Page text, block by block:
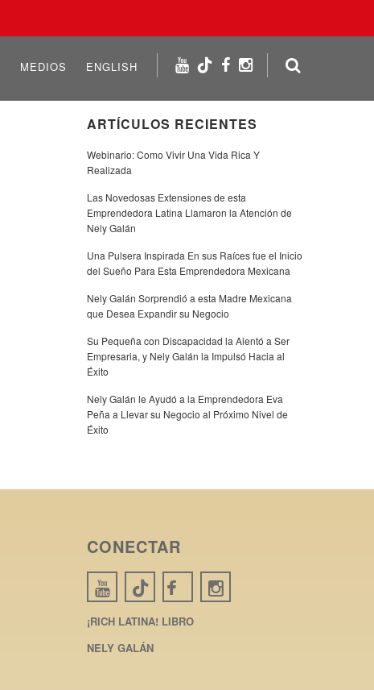
MEDIOS ENGLISH
ARTÍCULOS RECIENTES
Webinario: Como Vivir Una Vida Rica Y
Realizada
Las Novedosas Extensiones de esta
Emprendedora Latina Llamaron la Atención de
Nely Galán
Una Pulsera Inspirada En sus Raíces fue el Inicio
del Sueño Para Esta Emprendedora Mexicana
Nely Galán Sorprendió a esta Madre Mexicana
que Desea Expandir su Negocio
Su Pequeña con Discapacidad la Alentó a Ser
Empresaria, y Nely Galán la Impulsó Hacia al
Éxito
Nely Galán le Ayudó a la Emprendedora Eva
Peña a Llevar su Negocio al Próximo Nivel de
Éxito
CONECTAR
¡RICH LATINA! LIBRO
NELY GALÁN